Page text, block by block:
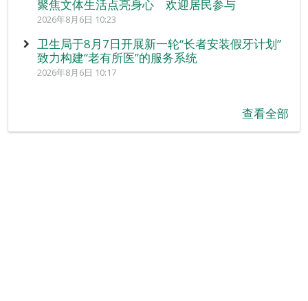
聚焦文体生活点亮身心 欢迎居民参与
2026年8月6日 10:23
卫生局于8月7日开展新一轮“长者安装假牙计划”
致力构建“老有所医”的服务系统
2026年8月6日 10:17
查看全部